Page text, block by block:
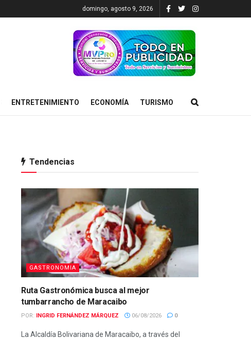
domingo, agosto 9, 2026
ENTRETENIMIENTO ECONOMÍA TURISMO
Tendencias
GASTRONOMIA
Ruta Gastronómica busca al mejor
tumbarrancho de Maracaibo
POR: INGRID FERNÁNDEZ MÁRQUEZ 06/08/2026 0
La Alcaldía Bolivariana de Maracaibo, a través del